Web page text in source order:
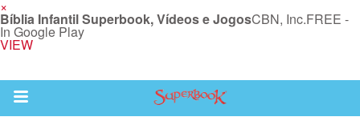
×
Bíblia Infantil Superbook, Vídeos e JogosCBN, Inc.FREE -
In Google Play
VIEW
Return to Content